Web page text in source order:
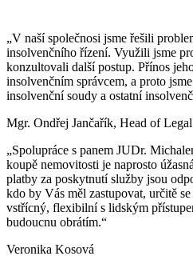
„V naší společnosi jsme řešili
insolvenčního řízení. Využili jsme
konzultovali další postup. Přínos
insolvenčním správcem, a proto
insolvenční soudy a ostatní
Mgr. Ondřej Jančařík, Head of
„Spolupráce s panem JUDr.
koupě nemovitosti je naprosto
platby za poskytnutí služby jsou
kdo by Vás měl zastupovat, určitě
vstřícný, flexibilní s lidským
budoucnu obrátím.“
Veronika Kosová